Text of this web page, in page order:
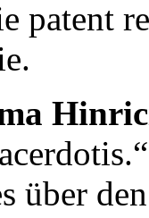
patent
über